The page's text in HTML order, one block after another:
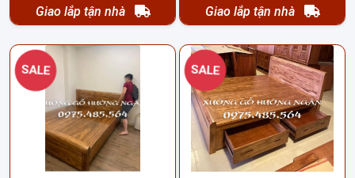
Giao lắp tận nhà Giao lắp tận nhà
SALE SALE